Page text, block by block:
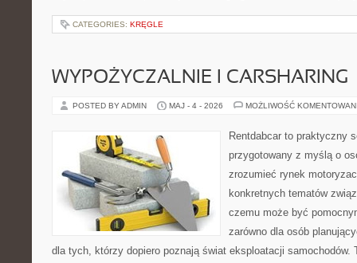
CATEGORIES: KRĘGLE
WYPOŻYCZALNIE I CARSHARING
POSTED BY ADMIN MAJ - 4 - 2026 MOŻLIWOŚĆ
Rentdabcar to praktyczny
przygotowany z myślą o
zrozumieć rynek
konkretnych tematów
czemu może być
zarówno dla osób
dla tych, którzy dopiero poznają świat eksploatacji samochodów.